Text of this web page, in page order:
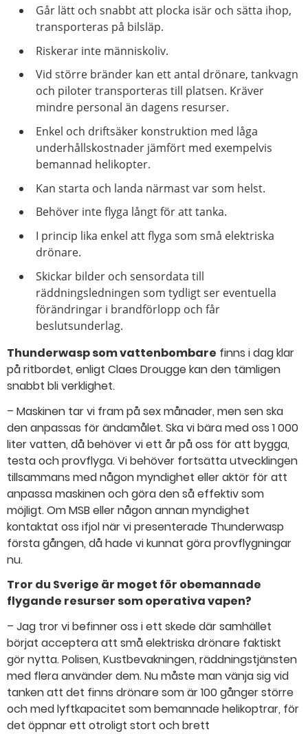
Går lätt och snabbt att plocka isär och sätta ihop,
transporteras på bilsläp.
Riskerar inte människoliv.
Vid större bränder kan ett antal drönare, tankvagn
och piloter transporteras till platsen. Kräver
mindre personal än dagens resurser.
Enkel och driftsäker konstruktion med låga
underhållskostnader jämfört med exempelvis
bemannad helikopter.
Kan starta och landa närmast var som helst.
Behöver inte flyga långt för att tanka.
I princip lika enkel att flyga som små elektriska
drönare.
Skickar bilder och sensordata till
räddningsledningen som tydligt ser eventuella
förändringar i brandförlopp och får
beslutsunderlag.
Thunderwasp som vattenbombare finns i dag klar
på ritbordet, enligt Claes Drougge kan den tämligen
snabbt bli verklighet.
– Maskinen tar vi fram på sex månader, men sen ska
den anpassas för ändamålet. Ska vi bära med oss 1 000
liter vatten, då behöver vi ett år på oss för att bygga,
testa och provflyga. Vi behöver fortsätta utvecklingen
tillsammans med någon myndighet eller aktör för att
anpassa maskinen och göra den så effektiv som
möjligt. Om MSB eller någon annan myndighet
kontaktat oss ifjol när vi presenterade Thunderwasp
första gången, då hade vi kunnat göra provflygningar
nu.
Tror du Sverige är moget för obemannade
flygande resurser som operativa vapen?
– Jag tror vi befinner oss i ett skede där samhället
börjat acceptera att små elektriska drönare faktiskt
gör nytta. Polisen, Kustbevakningen, räddningstjänsten
med flera använder dem. Nu måste man vänja sig vid
tanken att det finns drönare som är 100 gånger större
och med lyftkapacitet som bemannade helikoptrar, för
det öppnar ett otroligt stort och brett